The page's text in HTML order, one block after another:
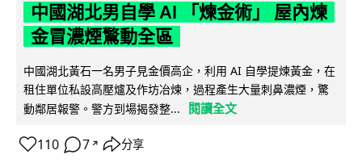
中國湖北男自學 AI 「煉金術」 屋內煉
金冒濃煙驚動全區
中國湖北黃石一名男子見金價高企，利用 AI 自學提煉黃金，在
租住單位私設高壓爐及作坊冶煉，過程產生大量刺鼻濃煙，驚
動鄰居報警。警方到場揭發整...
閱讀全文
110 7 ↗ 分享